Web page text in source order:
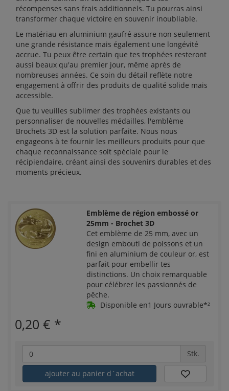
récompenses sans frais additionnels. Tu pourras ainsi
transformer chaque victoire en souvenir inoubliable.
Le matériau en aluminium gaufré assure non seulement
une grande résistance mais également une longévité
accrue. Tu peux être certain que tes trophées resteront
aussi beaux qu'au premier jour, même après de
nombreuses années. Ce soin du détail reflète notre
engagement à offrir des produits de qualité solide mais
accessible.
Que tu veuilles sublimer des trophées existants ou
personnaliser de nouvelles médailles, l'emblème
Brochets 3D est la solution parfaite. Nous nous
engageons à te fournir les meilleurs produits pour que
chaque reconnaissance soit spéciale pour le
récipiendaire, créant ainsi des souvenirs durables et des
moments précieux.
Emblème de région embossé or
25mm - Brochet 3D
Cet emblème de 25 mm, avec un
design embouti de poissons et un
fini en aluminium de couleur or, est
parfait pour embellir tes
distinctions. Un choix remarquable
pour célébrer les passionnés de
pêche.
Disponible en1 Jours ouvrable*²
0,20 € *
Stk.
ajouter au panier d´achat